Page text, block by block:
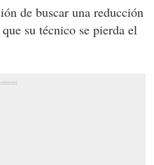
de buscar una reducción
su técnico se pierda el